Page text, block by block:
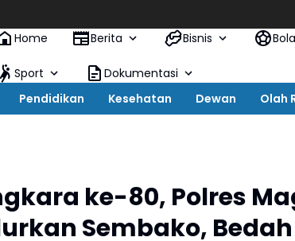
Home
Berita Bisnis Bola
Sport
Dokumentasi
Pendidikan Kesehatan Dewan Olah
ke-80, Polres
Sembako, Bedah